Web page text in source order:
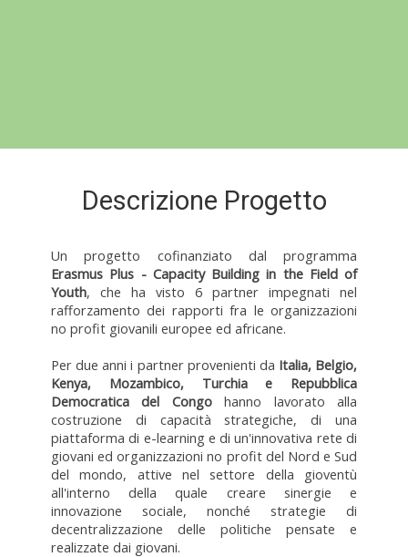
Descrizione Progetto
Un progetto cofinanziato dal programma
Erasmus Plus - Capacity Building in the Field of
Youth, che ha visto 6 partner impegnati nel
rafforzamento dei rapporti fra le organizzazioni
no profit giovanili europee ed africane.
Per due anni i partner provenienti da Italia, Belgio,
Kenya, Mozambico, Turchia e Repubblica
Democratica del Congohanno lavorato alla
costruzione di capacità strategiche, di una
piattaforma di e-learning e di un'innovativa rete di
giovani ed organizzazioni no profit del Nord e Sud
del mondo, attive nel settore della gioventù
all'interno della quale creare sinergie e
innovazione sociale, nonché strategie di
decentralizzazione delle politiche pensate e
realizzate dai giovani.